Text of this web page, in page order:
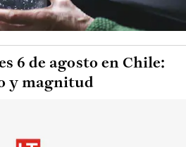
6 de agosto en Chile:
y magnitud